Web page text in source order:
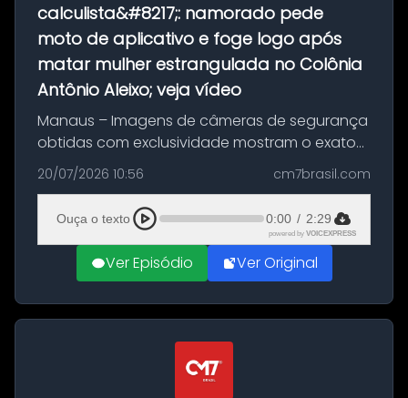
calculista&#8217;: namorado pede
moto de aplicativo e foge logo após
matar mulher estrangulada no Colônia
Antônio Aleixo; veja vídeo
Manaus – Imagens de câmeras de segurança
obtidas com exclusividade mostram o exato
momento da fuga do principal suspeito da
morte de Larissa Araújo, de 28 anos. O crime
ocorreu na noite deste último d...
20/07/2026 10:56 cm7brasil.com
Ouça o texto 0:00 / 2:29
powered by VOICEXPRESS
Ver Episódio Ver Original